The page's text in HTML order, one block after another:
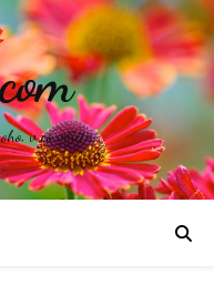
v co věříte.